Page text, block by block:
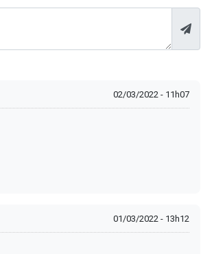
02/03/2022 - 11h07
01/03/2022 - 13h12